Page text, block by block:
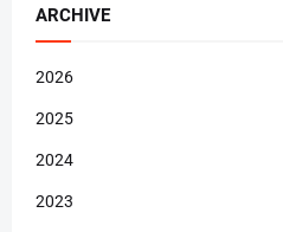
ARCHIVE
2026
2025
2024
2023